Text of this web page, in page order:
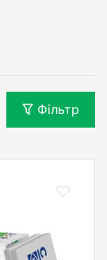
Фільтр